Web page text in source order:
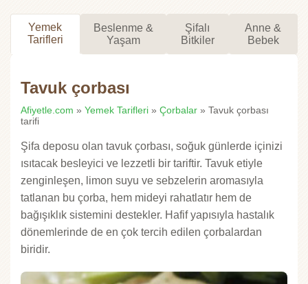
Yemek
Tarifleri
Beslenme &
Yaşam
Şifalı
Bitkiler
Anne &
Bebek
Tavuk çorbası
Afiyetle.com » Yemek Tarifleri » Çorbalar » Tavuk çorbası
tarifi
Şifa deposu olan tavuk çorbası, soğuk günlerde içinizi
ısıtacak besleyici ve lezzetli bir tariftir. Tavuk etiyle
zenginleşen, limon suyu ve sebzelerin aromasıyla
tatlanan bu çorba, hem mideyi rahatlatır hem de
bağışıklık sistemini destekler. Hafif yapısıyla hastalık
dönemlerinde de en çok tercih edilen çorbalardan
biridir.